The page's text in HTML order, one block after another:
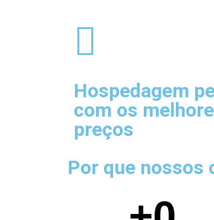
Hospedagem
com os
preços
Por que nossos